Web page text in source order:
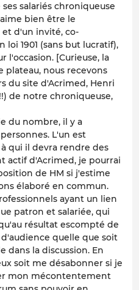
salariés chroniqueuse
bien être le
et d'un invité, co-
1901 (sans but lucratif),
l'occasion. [Curieuse, la
plateau, nous recevons
du site d'Acrimed, Henri
de notre chroniqueuse,
du nombre, il y a
L'un est
qui il devra rendre des
actif d'Acrimed, je pourrai
de HM si j'estime
élaboré en commun.
ayant un lien
patron et salariée, qui
résultat escompté de
quelle que soit
dans la discussion. En
soit me désabonner si je
mon mécontentement